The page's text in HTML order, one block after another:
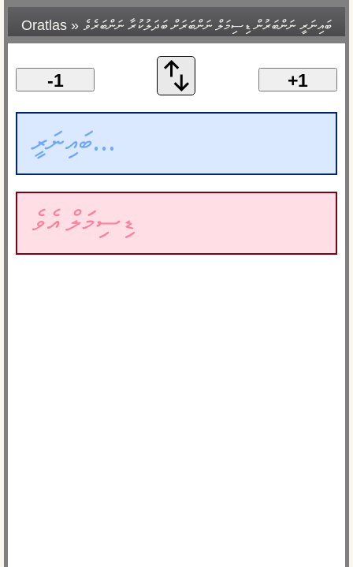
Oratlas » ބައިނަރީ ނަންބަރުން ޑިސިމަލް ނަންބަރަށް ބަދަލުކުރާ ނަންބަރެވެ
-1 +1